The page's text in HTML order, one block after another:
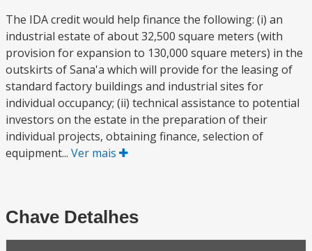
The IDA credit would help finance the following: (i) an
industrial estate of about 32,500 square meters (with
provision for expansion to 130,000 square meters) in the
outskirts of Sana'a which will provide for the leasing of
standard factory buildings and industrial sites for
individual occupancy; (ii) technical assistance to potential
investors on the estate in the preparation of their
individual projects, obtaining finance, selection of
equipment... Ver mais
Chave Detalhes